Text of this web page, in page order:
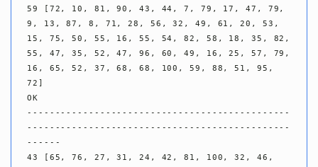
59 [72, 10, 81, 90, 43, 44, 7, 79, 17, 47, 79,
9, 13, 87, 8, 71, 28, 56, 32, 49, 61, 20, 53,
15, 75, 50, 55, 16, 55, 54, 82, 58, 18, 35, 82,
55, 47, 35, 52, 47, 96, 60, 49, 16, 25, 57, 79,
16, 65, 52, 37, 68, 68, 100, 59, 88, 51, 95,
72]
OK
-----------------------------------------------
-----------------------------------------------
------
43 [65, 76, 27, 31, 24, 42, 81, 100, 32, 46,